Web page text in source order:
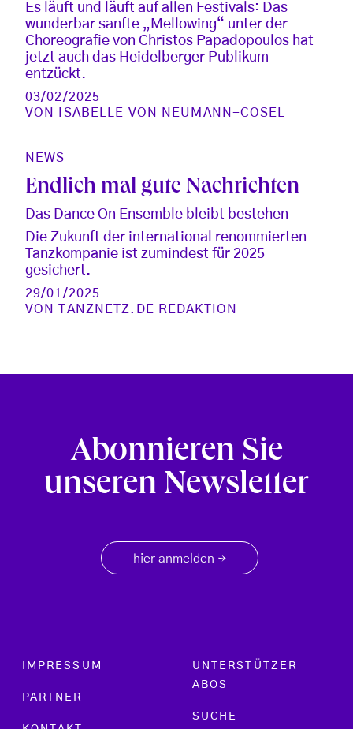
Es läuft und läuft auf allen Festivals: Das
wunderbar sanfte „Mellowing“ unter der
Choreografie von Christos Papadopoulos hat
jetzt auch das Heidelberger Publikum
entzückt.
03/02/2025
VON
ISABELLE VON NEUMANN-COSEL
NEWS
Endlich mal gute Nachrichten
Das Dance On Ensemble bleibt bestehen
Die Zukunft der international renommierten
Tanzkompanie ist zumindest für 2025
gesichert.
29/01/2025
VON
TANZNETZ.DE REDAKTION
Abonnieren Sie
unseren Newsletter
hier anmelden →
Footer menu
IMPRESSUM
PARTNER
UNTERSTÜTZER
ABOS
SUCHE